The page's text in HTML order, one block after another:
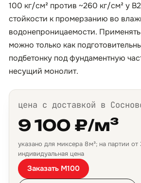
100 кг/см² против ~260 кг/см² у
стойкости к промерзанию во
водонепроницаемости.
можно только как
подбетонку под фундаментную
несущий монолит.
цена с доставкой в
9 100 ₽/м³
указано для миксера 8 м³; на партии от
индивидуальная цена
Заказать М100